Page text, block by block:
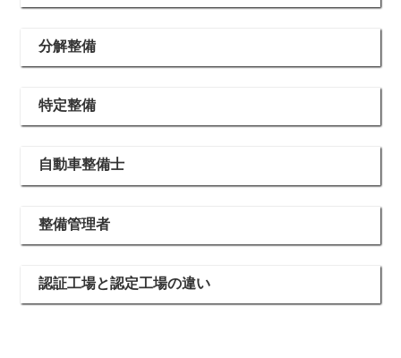
分解整備
特定整備
自動車整備士
整備管理者
認証工場と認定工場の違い